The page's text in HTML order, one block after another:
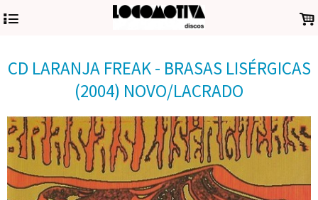
4 .
CD LARANJA FREAK - BRASAS LISÉRGICAS
(2004) NOVO/LACRADO